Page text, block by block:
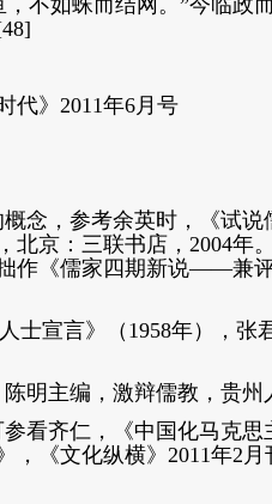
不如蛛而结网。”今临政
代》2011年6月号
念，参考余英时，《试
北京：三联书店，2004
作《儒家四期新说——兼
士宣言》（1958年），
明主编，激辩儒教，贵州
看齐仁，《中国化马克
，《文化纵横》2011年2